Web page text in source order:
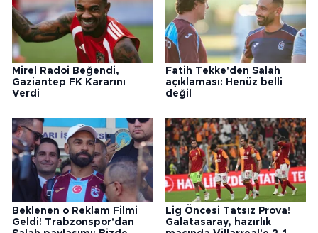
Mirel Radoi Beğendi,
Gaziantep FK Kararını
Verdi
Fatih Tekke'den Salah
açıklaması: Henüz belli
değil
Beklenen o Reklam Filmi
Geldi! Trabzonspor'dan
Lig Öncesi Tatsız Prova!
Galatasaray, hazırlık